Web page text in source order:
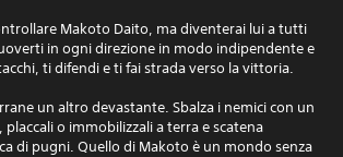
Makoto Daito, ma diventerai lui a tutti
in ogni direzione in modo indipendente e
ti difendi e ti fai strada verso la vittoria.
un altro devastante. Sbalza i nemici con un
o immobilizzali a terra e scatena
di pugni. Quello di Makoto è un mondo senza